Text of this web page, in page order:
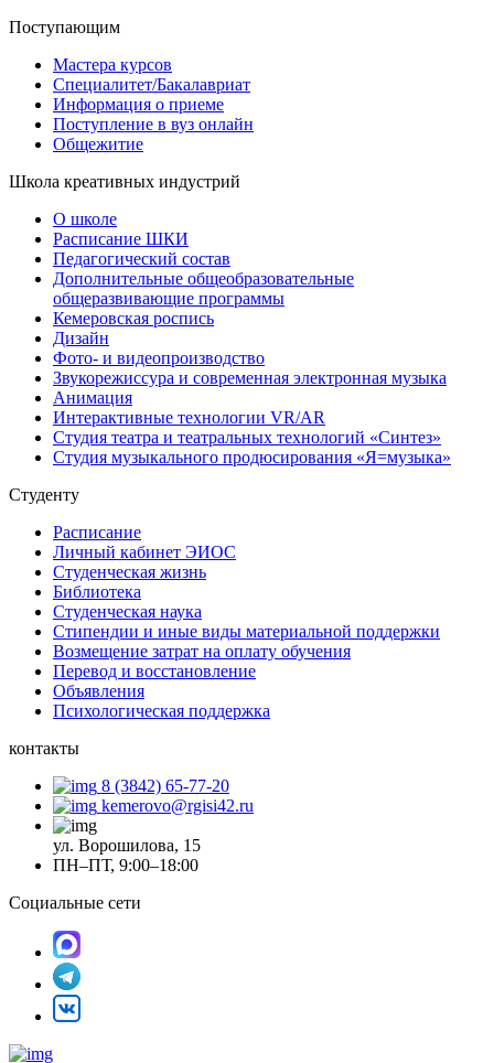
Поступающим
Мастера курсов
Специалитет/Бакалавриат
Информация о приеме
Поступление в вуз онлайн
Общежитие
Школа креативных индустрий
О школе
Расписание ШКИ
Педагогический состав
Дополнительные общеобразовательные
общеразвивающие программы
Кемеровская роспись
Дизайн
Фото- и видеопроизводство
Звукорежиссура и современная электронная музыка
Анимация
Интерактивные технологии VR/AR
Студия театра и театральных технологий «Синтез»
Студия музыкального продюсирования «Я=музыка»
Студенту
Расписание
Личный кабинет ЭИОС
Студенческая жизнь
Библиотека
Студенческая наука
Стипендии и иные виды материальной поддержки
Возмещение затрат на оплату обучения
Перевод и восстановление
Объявления
Психологическая поддержка
контакты
8 (3842) 65-77-20
kemerovo@rgisi42.ru
ул. Ворошилова, 15
ПН–ПТ, 9:00–18:00
Социальные сети